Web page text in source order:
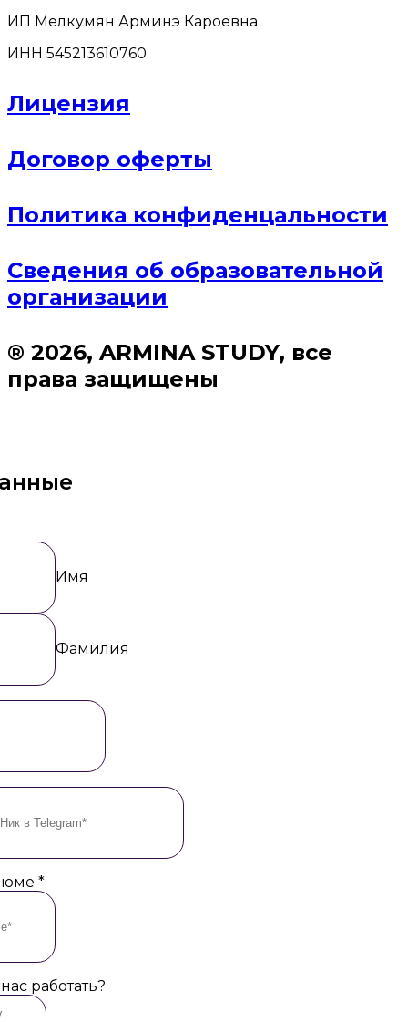
ИП Мелкумян Арминэ Кароевна
ИНН 545213610760
Лицензия
Договор оферты
Политика конфиденцальности
Сведения об образовательной
организации
® 2026, ARMINA STUDY, все
права защищены
Имя
Фамилия
*
работать?